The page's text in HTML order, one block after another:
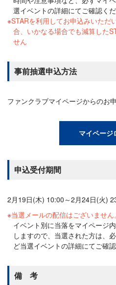
選イベントの詳細にてご確認く
STARを利用してお申込みいただ
合、いかなる場合でも減算した
せん
事前抽選申込方法
ファンクラブマイページからのお
マイページ
申込受付期間
2月19日(木) 10:00～2月24日(火)
当選メールの配信はございません。
イベント別に当落をマイページ
しますので、当選された方は、
ど当選イベントの詳細にてご確
備 考